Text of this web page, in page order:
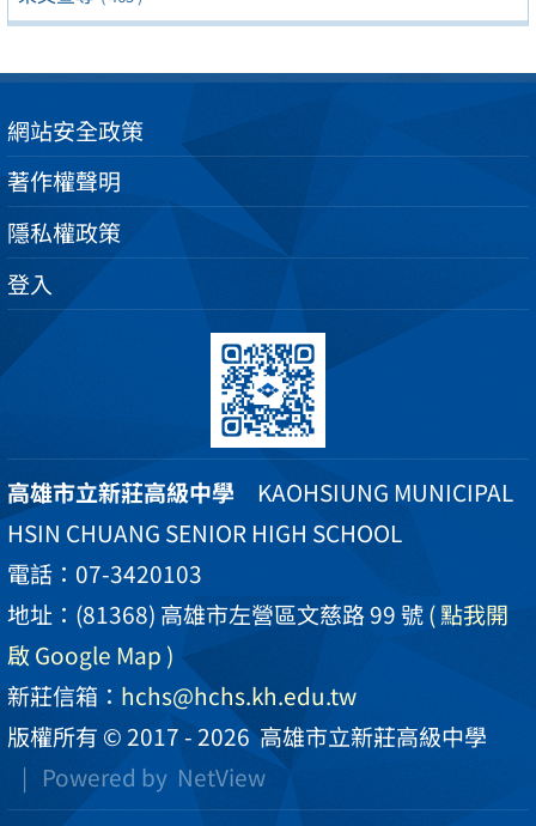
網站安全政策
著作權聲明
隱私權政策
登入
高雄市立新莊高級中學 KAOHSIUNG MUNICIPAL
HSIN CHUANG SENIOR HIGH SCHOOL
電話：07-3420103
地址：(81368) 高雄市左營區文慈路 99 號( 點我開
啟 Google Map )
新莊信箱： hchs@hchs.kh.edu.tw
版權所有 © 2017 - 2026高雄市立新莊高級中學
| Powered by NetView